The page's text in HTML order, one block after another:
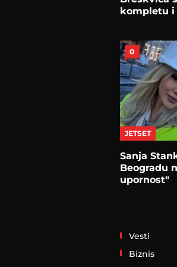
kompletu i
0
JETSET
Sanja
Beogradu
upornost"
Vesti
Biznis